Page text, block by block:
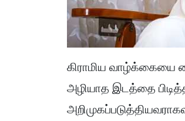
கிராமிய
அழியாத இடத்தை